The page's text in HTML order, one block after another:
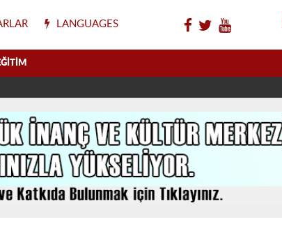
LANGUAGES